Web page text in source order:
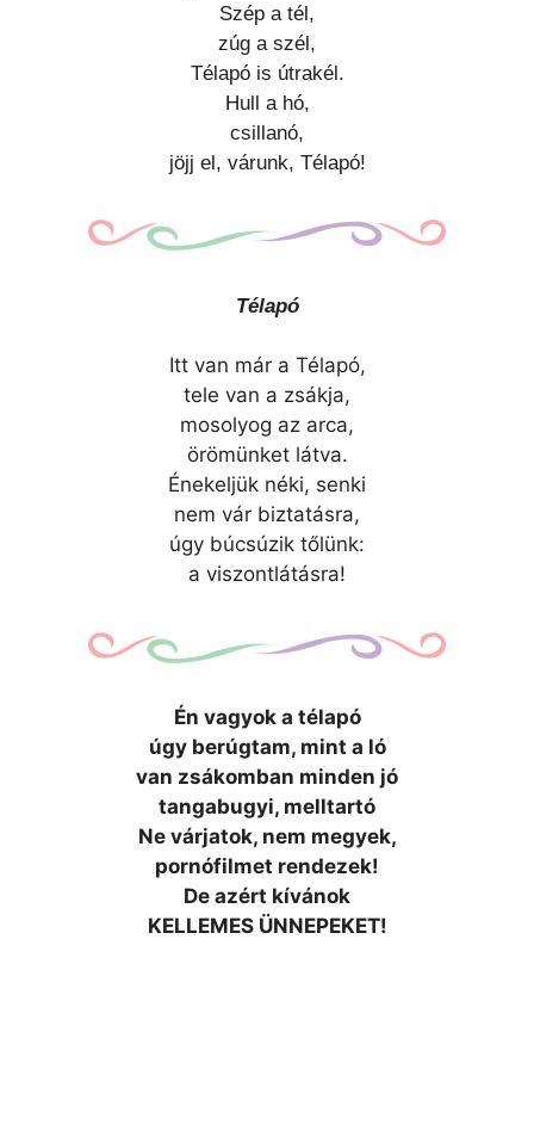
Szép a tél,
zúg a szél,
Télapó is útrakél.
Hull a hó,
csillanó,
jöjj el, várunk, Télapó!
Télapó
Itt van már a Télapó,
tele van a zsákja,
mosolyog az arca,
örömünket látva.
Énekeljük néki, senki
nem vár biztatásra,
úgy búcsúzik tőlünk:
a viszontlátásra!
Én vagyok a télapó
úgy berúgtam, mint a ló
van zsákomban minden jó
tangabugyi, melltartó
Ne várjatok, nem megyek,
pornófilmet rendezek!
De azért kívánok
KELLEMES ÜNNEPEKET!